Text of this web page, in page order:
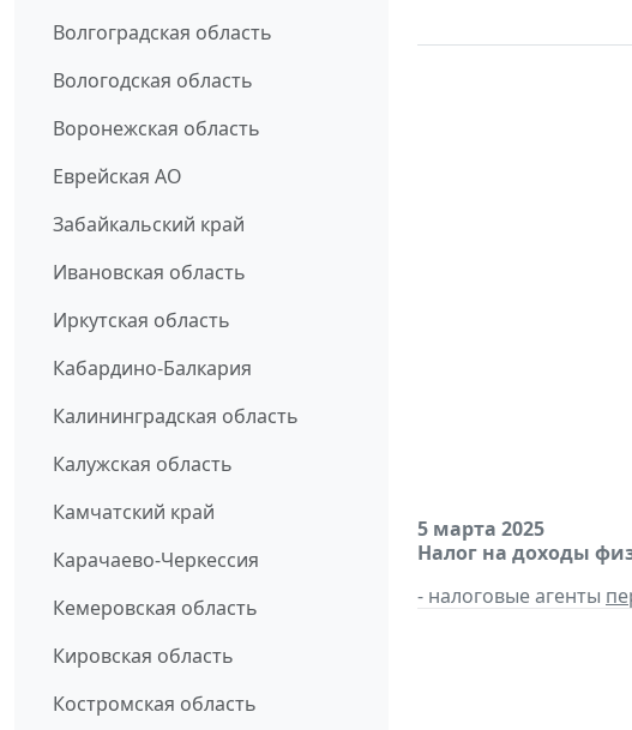
Волгоградская область
Вологодская область
Воронежская область
Еврейская АО
Забайкальский край
Ивановская область
Иркутская область
Кабардино-Балкария
Калининградская область
Калужская область
Камчатский край
Карачаево-Черкессия
Кемеровская область
Кировская область
Костромская область
5 марта 2025
Налог на доходы
- налоговые агенты